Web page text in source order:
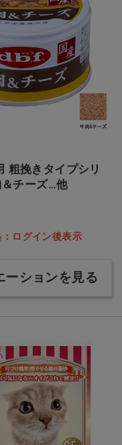
粗挽きタイプシリ
チーズ…他
：ログイン後表示
ーションを見る